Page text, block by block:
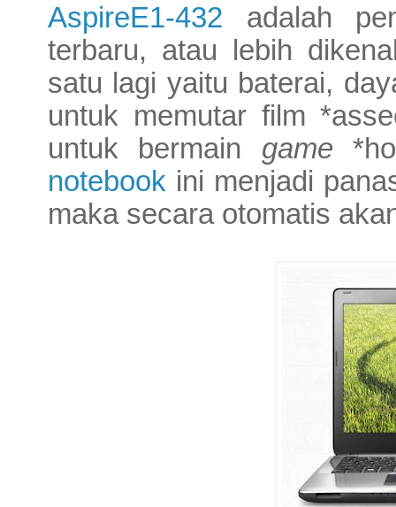
AspireE1-432 adalah
terbaru, atau lebih
satu lagi yaitu baterai,
untuk memutar film
untuk bermain game
notebook ini menjadi
maka secara otomatis